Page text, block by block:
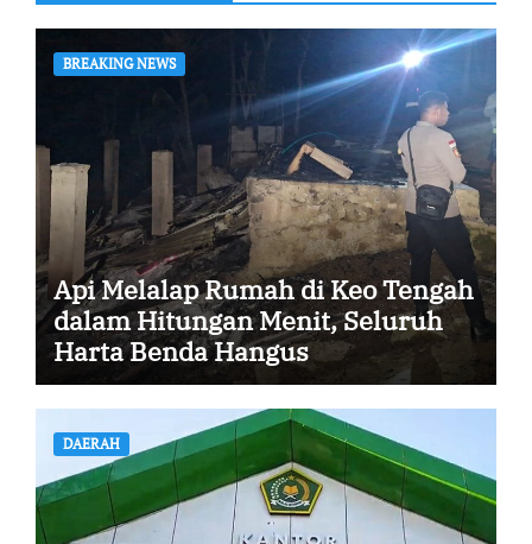
BREAKING NEWS
Api Melalap Rumah di Keo Tengah
dalam Hitungan Menit, Seluruh
Harta Benda Hangus
DAERAH